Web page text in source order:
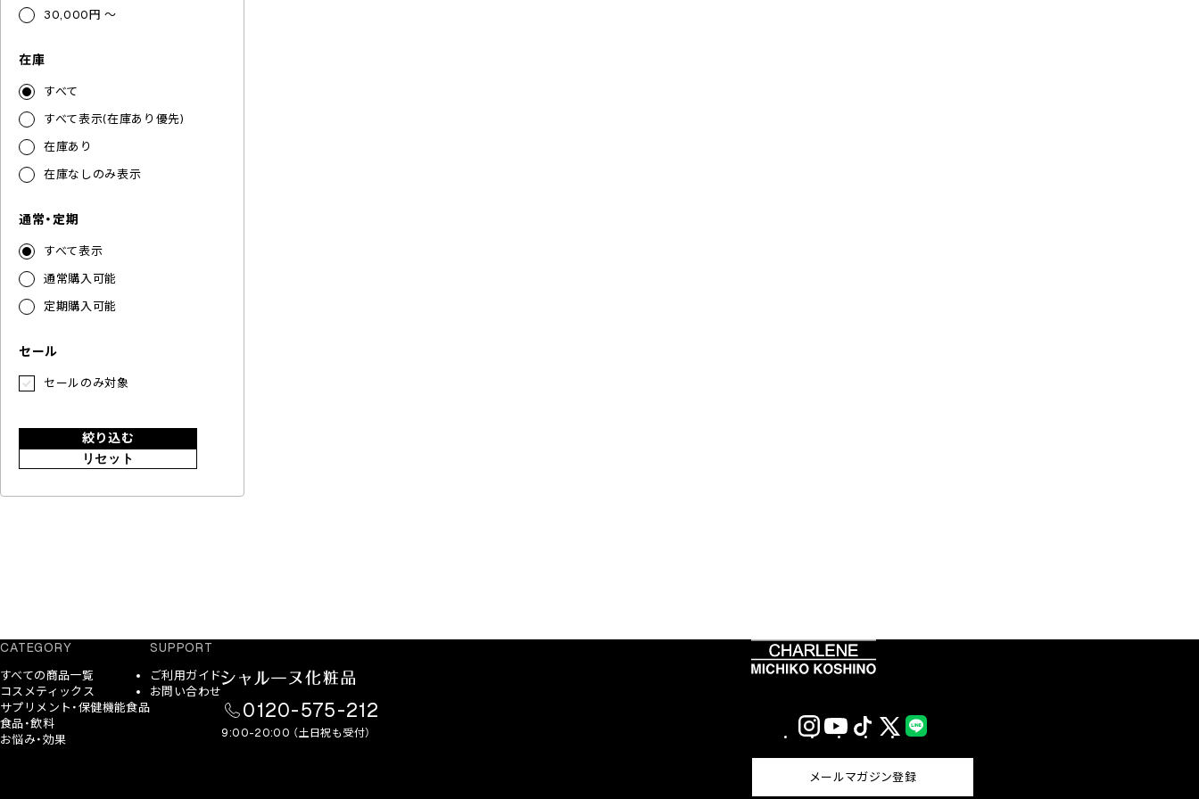
30,000円 ～
在庫
すべて
すべて表示(在庫あり優先)
在庫あり
在庫なしのみ表示
通常・定期
すべて表示
通常購入可能
定期購入可能
セール
セールのみ対象
絞り込む
リセット
CATEGORY
すべての商品一覧
コスメティックス
サプリメント・保健機能食品
食品・飲料
お悩み・効果
SUPPORT
ご利用ガイド
お問い合わせ
0120-575-212
9:00-20:00 （土日祝も受付）
InstagramYouTubeTikTok X
(Twitter)
メールマガジン登録